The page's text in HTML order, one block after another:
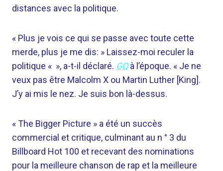
distances avec la politique.
« Plus je vois ce qui se passe avec toute cette
merde, plus je me dis: » Laissez-moi reculer la
politique « », a-t-il déclaré. GQà l’époque. « Je ne
veux pas être Malcolm X ou Martin Luther [King].
J’y ai mis le nez. Je suis bon là-dessus.
« The Bigger Picture » a été un succès
commercial et critique, culminant au n ° 3 du
Billboard Hot 100 et recevant des nominations
pour la meilleure chanson de rap et la meilleure